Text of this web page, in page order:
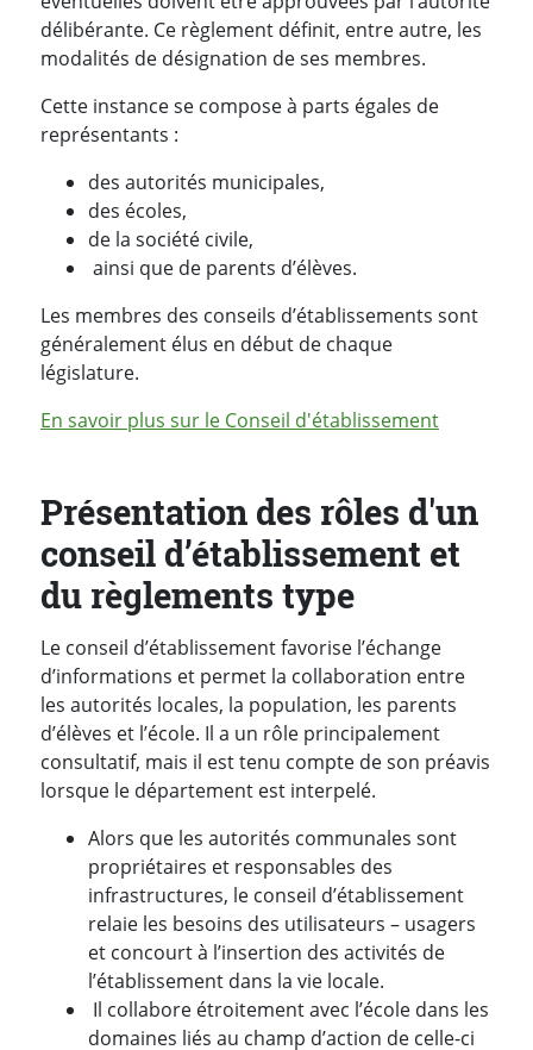
délibérante. Ce règlement définit, entre autre, les
modalités de désignation de ses membres.
Cette instance se compose à parts égales de
représentants :
des autorités municipales,
des écoles,
de la société civile,
ainsi que de parents d’élèves.
Les membres des conseils d’établissements sont
généralement élus en début de chaque
législature.
En savoir plus sur le Conseil d'établissement
Présentation des rôles d'un
conseil d’établissement et
du règlements type
Le conseil d’établissement favorise l’échange
d’informations et permet la collaboration entre
les autorités locales, la population, les parents
d’élèves et l’école. Il a un rôle principalement
consultatif, mais il est tenu compte de son préavis
lorsque le département est interpelé.
Alors que les autorités communales sont
propriétaires et responsables des
infrastructures, le conseil d’établissement
relaie les besoins des utilisateurs – usagers
et concourt à l’insertion des activités de
l’établissement dans la vie locale.
Il collabore étroitement avec l’école dans les
domaines liés au champ d’action de celle-ci